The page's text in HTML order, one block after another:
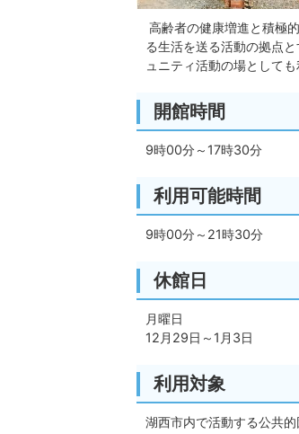
高齢者の健康増進と積極
る生活を送る活動の拠点
ュニティ活動の場としても
開館時間
9時00分～17時30分
利用可能時間
9時00分～21時30分
休館日
月曜日
12月29日～1月3日
利用対象
湖西市内で活動する公共